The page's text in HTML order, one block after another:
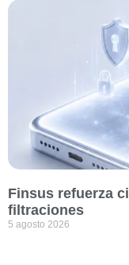
Finsus refuerza
filtraciones
5 agosto 2026